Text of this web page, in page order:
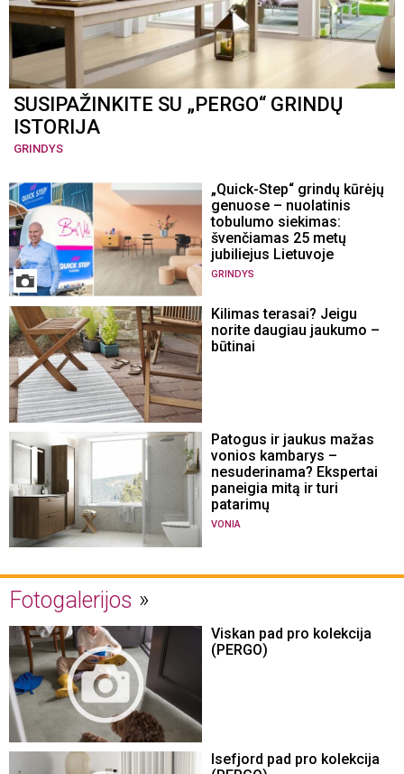
SUSIPAŽINKITE SU „PERGO“ GRINDŲ
ISTORIJA
GRINDYS
„Quick-Step“ grindų kūrėjų
genuose – nuolatinis
tobulumo siekimas:
švenčiamas 25 metų
jubiliejus Lietuvoje
GRINDYS
Kilimas terasai? Jeigu
norite daugiau jaukumo –
būtinai
Patogus ir jaukus mažas
vonios kambarys –
nesuderinama? Ekspertai
paneigia mitą ir turi
patarimų
VONIA
Fotogalerijos
Viskan pad pro kolekcija
(PERGO)
Isefjord pad pro kolekcija